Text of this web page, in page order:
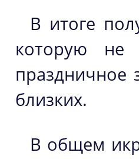
В итоге
которую не
праздничное
близких.
В общем